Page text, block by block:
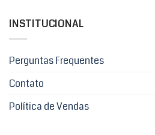
variantes.
podem
página
INSTITUCIONAL
Perguntas Frequentes
Contato
Política de Vendas